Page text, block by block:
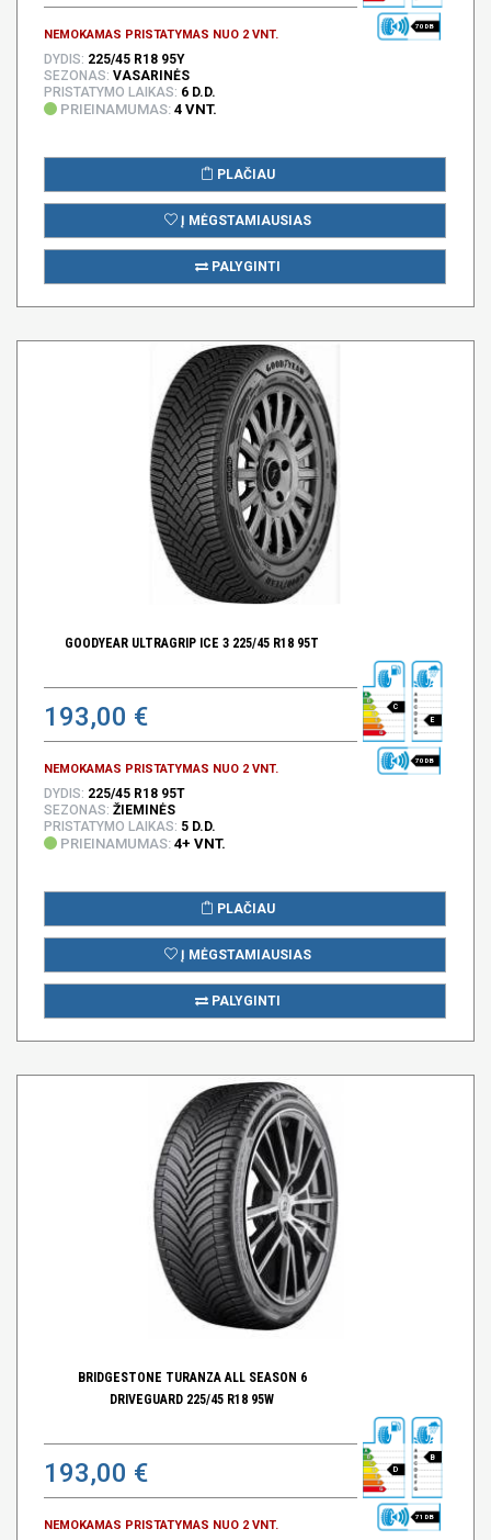
NEMOKAMAS PRISTATYMAS NUO 2 VNT.
70 DB
DYDIS: 225/45 R18 95Y
SEZONAS: VASARINĖS
PRISTATYMO LAIKAS: 6 D.D.
PRIEINAMUMAS: 4 VNT.
PLAČIAU
Į MĖGSTAMIAUSIAS
PALYGINTI
GOODYEAR ULTRAGRIP ICE 3 225/45 R18 95T
193,00 €
NEMOKAMAS PRISTATYMAS NUO 2 VNT.
C
E
70 DB
DYDIS: 225/45 R18 95T
SEZONAS: ŽIEMINĖS
PRISTATYMO LAIKAS: 5 D.D.
PRIEINAMUMAS: 4+ VNT.
PLAČIAU
Į MĖGSTAMIAUSIAS
PALYGINTI
BRIDGESTONE TURANZA ALL SEASON 6
DRIVEGUARD 225/45 R18 95W
193,00 €
NEMOKAMAS PRISTATYMAS NUO 2 VNT.
D
B
71 DB